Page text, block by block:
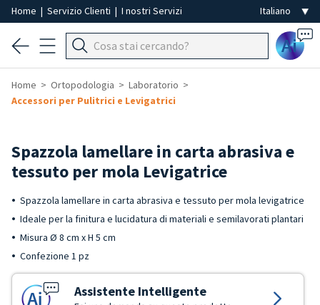
Home | Servizio Clienti | I nostri Servizi
Ai
Home Ortopodologia
Laboratorio
Accessori per Pulitrici e Levigatrici
Spazzola lamellare in carta abrasiva e
tessuto per mola Levigatrice
Spazzola lamellare in carta abrasiva e tessuto per mola levigatrice
Ideale per la finitura e lucidatura di materiali e semilavorati plantari
Misura Ø 8 cm x H 5 cm
Confezione 1 pz
Assistente Intelligente